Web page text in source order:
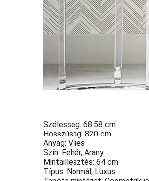
Szélesség: 68.58 cm
Hosszúság: 820 cm
Anyag: Vlies
Szín: Fehér, Arany
Mintaillesztés: 64 cm
Típus: Normál, Luxus